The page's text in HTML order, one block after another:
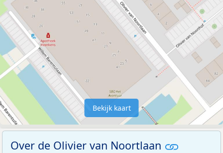
Bekijk kaart
Over de Olivier van Noortlaan